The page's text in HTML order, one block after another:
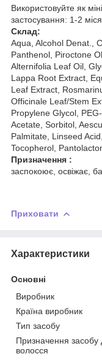
Використовуйте як
застосування: 1-2
Склад:
Aqua, Alcohol Denat.,
Panthenol, Piroctone
Alternifolia Leaf Oil,
Lappa Root Extract,
Leaf Extract,
Officinale Leaf/Stem
Propylene Glycol,
Acetate, Sorbitol,
Palmitate, Linseed
Tocopherol,
Призначення :
заспокоює, освіжає,
Приховати
Характеристики
Основні
Виробник
Країна виробник
Тип засобу
Призначення засобу
волосся